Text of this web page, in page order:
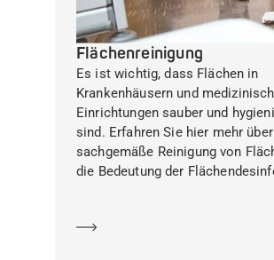
Flächenreinigung
Es ist wichtig, dass Flächen in
Krankenhäusern und
Einrichtungen sauber und
sind. Erfahren Sie hier mehr
sachgemäße Reinigung von
die Bedeutung der